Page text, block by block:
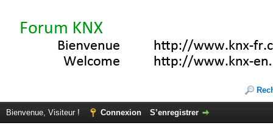
Bienvenue, Visiteur ! Connexion S’enregistrer